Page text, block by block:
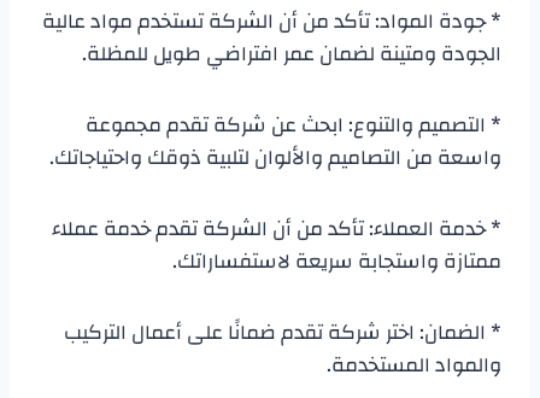
* جودة المواد: تأكد من أن الشركة تستخدم مواد عالية
الجودة ومتينة لضمان عمر افتراضي طويل للمظلة.
* التصميم والتنوع: ابحث عن شركة تقدم مجموعة
واسعة من التصاميم والألوان لتلبية ذوقك واحتياجاتك.
* خدمة العملاء: تأكد من أن الشركة تقدم خدمة عملاء
ممتازة واستجابة سريعة لاستفساراتك.
* الضمان: اختر شركة تقدم ضمانًا على أعمال التركيب
والمواد المستخدمة.